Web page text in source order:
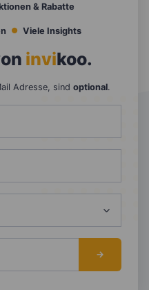
& Rabatte
Viele Insights
invikoo.
Adresse, sind optional.